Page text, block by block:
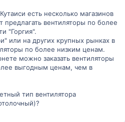
есть несколько магазинов
предлагать вентиляторы по более
"Горгия".
или на других крупных рынках в
по более низким ценам.
можно заказать вентиляторы
выгодным ценам, чем в
тип вентилятора